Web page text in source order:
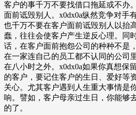
客户的事千万不要找借口拖延或不办
面前诋毁别人。x0dx0a纵然竞争对手
也千万不要在客户面前诋毁别人以抬
蠢，往往会使客户产生逆反心理。同
话，在客户面前抱怨公司的种种不是
在一家连自己的员工都不认同的公司
在八小时之外。x0dx0a如果你真想保
的客户，要记住客户的生日、爱好等
关心。尤其客户遇到人生重大事情是
响。譬如，客户母亲过生日，你能够
的了。